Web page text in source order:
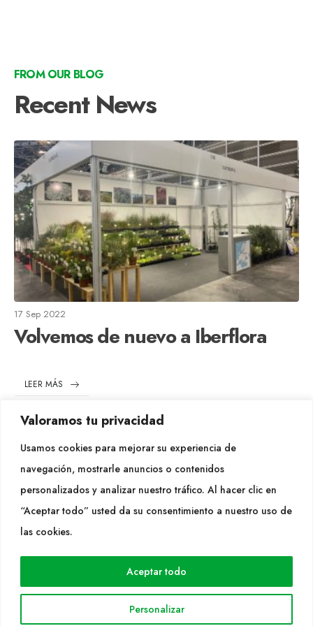
Valoramos tu privacidad
Usamos cookies para mejorar su experiencia de
navegación, mostrarle anuncios o contenidos
personalizados y analizar nuestro tráfico. Al hacer clic en
“Aceptar todo” usted da su consentimiento a nuestro uso de
las cookies.
Personalizar
Aceptar todo
FROM OUR BLOG
Recent News
17 Sep 2022
Volvemos de nuevo a Iberflora
LEER MÁS
17 Jun 2022
1a edición de Garden Masterclass
en España